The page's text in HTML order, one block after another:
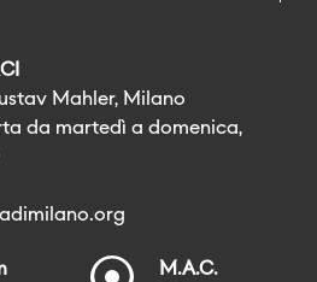
Mahler, Milano
da martedì a domenica,
M.A.C.